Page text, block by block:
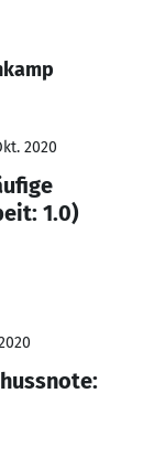
2020
1.0)